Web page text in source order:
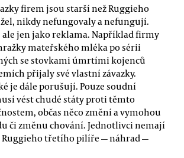
firem jsou starší než Ruggieho
nikdy nefungovaly a nefungují.
jen jako reklama. Například firmy
mateřského mléka po sérii
se stovkami úmrtími kojenců
přijaly své vlastní závazky.
je dále porušují. Pouze soudní
vést chudé státy proti těmto
občas něco změní a vymohou
či změnu chování. Jednotlivci nemají
Ruggieho třetího pilíře — náhrad —